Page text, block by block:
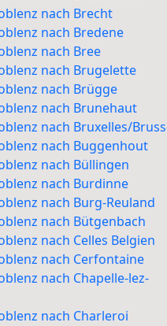
nach Brecht
nach Bredene
nach Bree
nach Brugelette
nach Brügge
nach Brunehaut
nach Bruxelles/
nach Buggenhout
nach Büllingen
nach Burdinne
nach Burg-Reuland
nach Bütgenbach
nach Celles Belgien
nach Cerfontaine
nach Chapelle-lez-
nach Charleroi